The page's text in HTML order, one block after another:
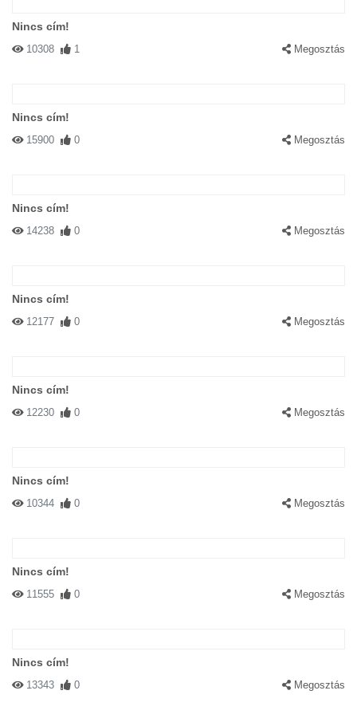
Nincs cím!
10308 1 Megosztás
Nincs cím!
15900 0 Megosztás
Nincs cím!
14238 0 Megosztás
Nincs cím!
12177 0 Megosztás
Nincs cím!
12230 0 Megosztás
Nincs cím!
10344 0 Megosztás
Nincs cím!
11555 0 Megosztás
Nincs cím!
13343 0 Megosztás